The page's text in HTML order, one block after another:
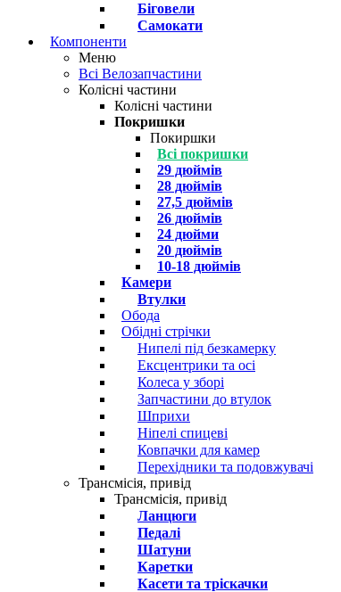
Біговели
Самокати
Компоненти
Меню
Всі Велозапчастини
Колісні частини
Колісні частини
Покришки
Покиршки
Всі покришки
29 дюймів
28 дюймів
27,5 дюймів
26 дюймів
24 дюйми
20 дюймів
10-18 дюймів
Камери
Втулки
Обода
Обідні стрічки
Нипелі під безкамерку
Ексцентрики та осі
Колеса у зборі
Запчастини до втулок
Шприхи
Ніпелі спицеві
Ковпачки для камер
Перехідники та подовжувачі
Трансмісія, привід
Трансмісія, привід
Ланцюги
Педалі
Шатуни
Каретки
Касети та тріскачки